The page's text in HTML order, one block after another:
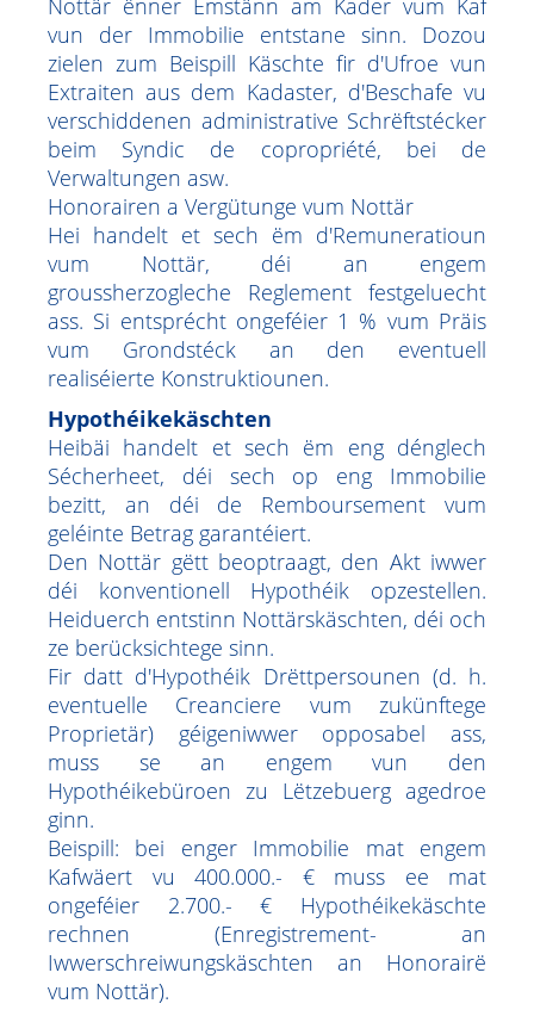
Nottär ënner Ëmstänn am Kader vum Kaf
vun der Immobilie entstane sinn. Dozou
zielen zum Beispill Käschte fir d'Ufroe vun
Extraiten aus dem Kadaster, d'Beschafe vu
verschiddenen administrative Schrëftstécker
beim Syndic de copropriété, bei de
Verwaltungen asw.
Honorairen a Vergütunge vum Nottär
Hei handelt et sech ëm d'Remuneratioun
vum Nottär, déi an engem
groussherzogleche Reglement festgeluecht
ass. Si entsprécht ongeféier 1 % vum Präis
vum Grondstéck an den eventuell
realiséierte Konstruktiounen.
Hypothéikekäschten
Heibäi handelt et sech ëm eng dénglech
Sécherheet, déi sech op eng Immobilie
bezitt, an déi de Remboursement vum
geléinte Betrag garantéiert.
Den Nottär gëtt beoptraagt, den Akt iwwer
déi konventionell Hypothéik opzestellen.
Heiduerch entstinn Nottärskäschten, déi och
ze berücksichtege sinn.
Fir datt d'Hypothéik Drëttpersounen (d. h.
eventuelle Creanciere vum zukünftege
Proprietär) géigeniwwer opposabel ass,
muss se an engem vun den
Hypothéikebüroen zu Lëtzebuerg agedroe
ginn.
Beispill: bei enger Immobilie mat engem
Kafwäert vu 400.000.- € muss ee mat
ongeféier 2.700.- € Hypothéikekäschte
rechnen (Enregistrement- an
Iwwerschreiwungskäschten an Honorairë
vum Nottär).